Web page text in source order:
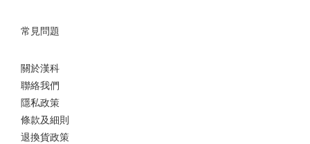
常見問題
關於漢科
聯絡我們
隱私政策
條款及細則
退換貨政策